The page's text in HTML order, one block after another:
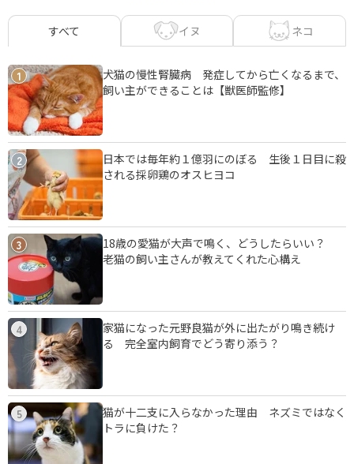
すべて イヌ ネコ
1
犬猫の慢性腎臓病 発症してから亡くなるまで、
飼い主ができることは【獣医師監修】
2
日本では毎年約１億羽にのぼる 生後１日目に殺
される採卵鶏のオスヒヨコ
3
18歳の愛猫が大声で鳴く、どうしたらいい？
老猫の飼い主さんが教えてくれた心構え
4
家猫になった元野良猫が外に出たがり鳴き続け
る 完全室内飼育でどう寄り添う？
5
猫が十二支に入らなかった理由 ネズミではなく
トラに負けた？